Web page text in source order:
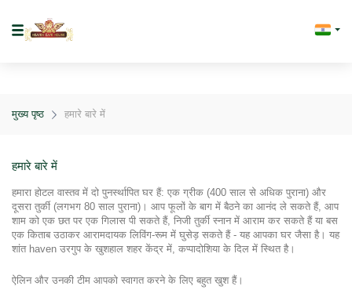
मुख्य पृष्ठ हमारे बारे में
हमारे बारे में
हमारा होटल वास्तव में दो पुनर्स्थापित घर हैं: एक ग्रीक (400 साल से अधिक पुराना) और
दूसरा तुर्की (लगभग 80 साल पुराना)। आप फूलों के बाग में बैठने का आनंद ले सकते हैं, आप
शाम को एक छत पर एक गिलास पी सकते हैं, निजी तुर्की स्नान में आराम कर सकते हैं या बस
एक किताब उठाकर आरामदायक लिविंग-रूम में घुसेड़ सकते हैं - यह आपका घर जैसा है। यह
शांत haven उरगुप के खुशहाल शहर केंद्र में, कप्पादोशिया के दिल में स्थित है।
ऐलिन और उनकी टीम आपको स्वागत करने के लिए बहुत खुश हैं।